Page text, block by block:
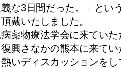
な3日間だった。」とい
戴いたしました。
薬物療法学会に来ていた
興さなかの熊本に来て
いディスカッションを